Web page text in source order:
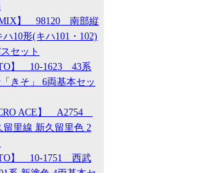
】 98120 南部縦
10形(キハ101・102)
セット
】 10-1623 43系
きそ」 6両基本セッ
ACE】 A2754
留里線 新久留里色 2
】 10-1751 西武